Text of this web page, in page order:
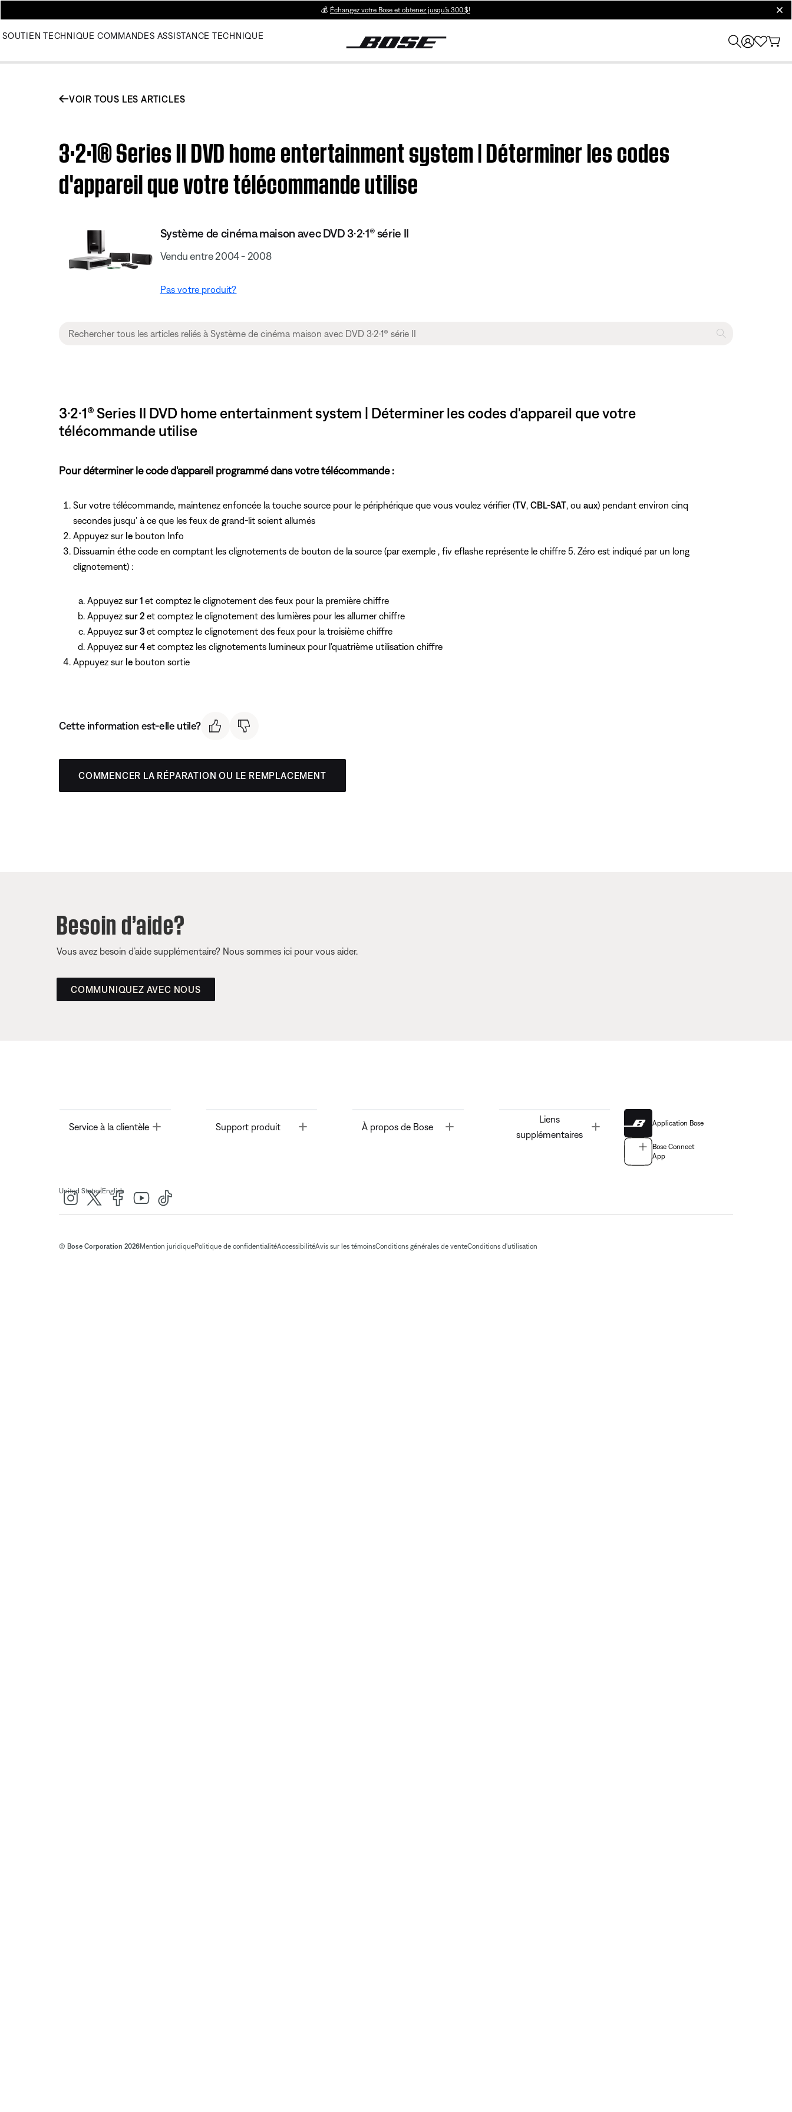
💰 Échangez votre Bose et obtenez jusqu’à 300 $!
SOUTIEN TECHNIQUE COMMANDES ASSISTANCE TECHNIQUE
VOIR TOUS LES ARTICLES
3·2·1® Series II DVD home entertainment system | Déterminer les codes
d'appareil que votre télécommande utilise
Système de cinéma maison avec DVD 3·2·1® série II
Vendu entre 2004 - 2008
Pas votre produit?
3·2·1® Series II DVD home entertainment system | Déterminer les codes d'appareil que votre
télécommande utilise
Pour déterminer le code d'appareil programmé dans votre télécommande :
Sur votre télécommande, maintenez enfoncée la touche source pour le périphérique que vous voulez vérifier (TV CBL-SAT , ou aux) pendant environ cinq
secondes jusqu' à ce que les feux de grand-lit soient allumés
Appuyez sur le bouton Info
Dissuamin éthe code en comptant les clignotements de bouton de la source (par exemple , fiv eflashe représente le chiffre 5. Zéro est indiqué par un long
clignotement) :
Appuyez sur 1 et comptez le clignotement des feux pour la première chiffre
Appuyez sur 2 et comptez le clignotement des lumières pour les allumer chiffre
Appuyez sur 3et comptez le clignotement des feux pour la troisième chiffre
Appuyez sur 4et comptez les clignotements lumineux pour l'quatrième utilisation chiffre
Appuyez sur le bouton sortie
Cette information est-elle utile?
COMMENCER LA RÉPARATION OU LE REMPLACEMENT
Besoin d’aide?
Vous avez besoin d’aide supplémentaire? Nous sommes ici pour vous aider.
COMMUNIQUEZ AVEC NOUS
Service à la clientèle Toggle Support produit À propos de Bose Toggle
Liens
supplémentaires
Application Bose
Bose Connect
App
United States| English
© Bose Corporation 2026Mention juridiquePolitique de confidentialitéAccessibilitéAvis sur les témoinsConditions générales de venteConditions d'utilisation